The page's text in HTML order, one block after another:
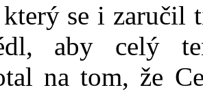
se i zaručil
aby celý
na tom, že